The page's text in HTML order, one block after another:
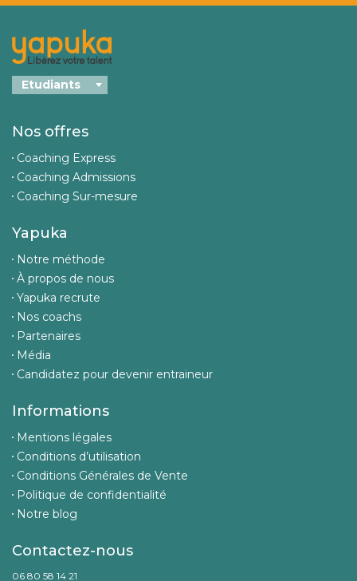
Nos offres
Coaching Express
Coaching Admissions
Coaching Sur-mesure
Yapuka
Notre méthode
À propos de nous
Yapuka recrute
Nos coachs
Partenaires
Média
Candidatez pour devenir entraineur
Informations
Mentions légales
Conditions d’utilisation
Conditions Générales de Vente
Politique de confidentialité
Notre blog
Contactez-nous
06 80 58 14 21